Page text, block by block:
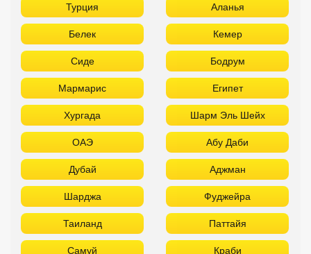
Турция Аланья
Белек Кемер
Сиде Бодрум
Мармарис Египет
Хургада Шарм Эль Шейх
ОАЭ Абу Даби
Дубай Аджман
Шарджа Фуджейра
Таиланд Паттайя
Самуй Краби